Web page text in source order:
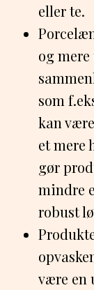
eller te.
og
som
kan
et mere
gør
mindre
robust
være en